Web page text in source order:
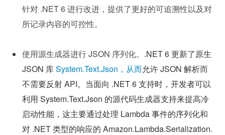
针对 .NET 6 进行改进，提供了更好的可追溯性以及对
所记录内容的可控性。
使用源生成器进行 JSON 序列化。 .NET 6 更新了原生
JSON 库 System.Text.Json，从而允许 JSON 解析而
不需要反射 API。 当面向 .NET 6 支持时，开发者可以
利用 System.Text.Json 的源代码生成器支持来提高冷
启动性能，这主要通过处理 Lambda 事件的序列化和
对 .NET 类型的响应的 Amazon.Lambda.Serialization.